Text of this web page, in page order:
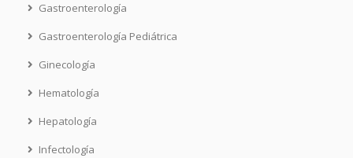
Gastroenterología
Gastroenterología Pediátrica
Ginecología
Hematología
Hepatología
Infectología